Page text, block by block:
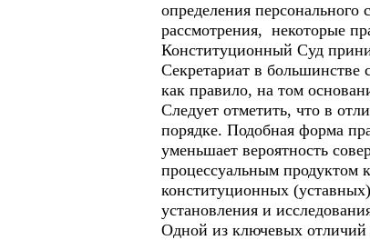
определения
рассмотрения, некоторые
Конституционный Суд
Секретариат в большинстве
как правило, на том
Следует отметить, что в
порядке. Подобная форма
уменьшает вероятность
процессуальным продуктом
конституционных
установления и
Одной из ключевых отличий